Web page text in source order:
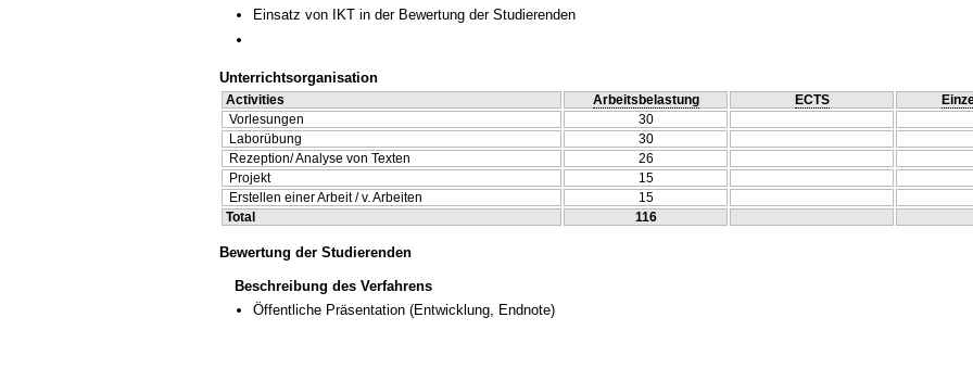
Einsatz von IKT in der Bewertung der Studierenden
Unterrichtsorganisation
Activities Arbeitsbelastung ECTS
Vorlesungen
30
Laborübung
30
Rezeption/ Analyse von Texten
26
Projekt
15
Erstellen einer Arbeit / v. Arbeiten
15
Total
116
Bewertung der Studierenden
Beschreibung des Verfahrens
Öffentliche Präsentation (Entwicklung, Endnote)